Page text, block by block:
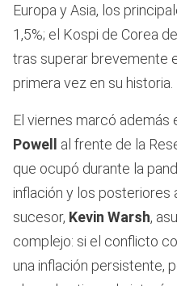
Europa y Asia, los
1,5%; el Kospi de Corea
tras superar brevemente
primera vez en su historia.
El viernes marcó además
Powell
al frente de la
que ocupó durante la
inflación y los posteriores
sucesor, Kevin Warsh,
complejo: si el conflicto
una inflación persistente,